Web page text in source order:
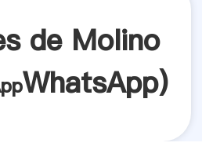
de Molino
WhatsApp)